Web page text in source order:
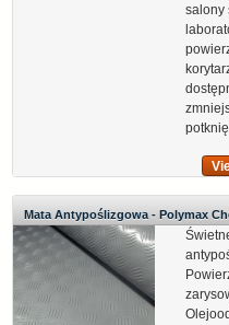
salony
Mata Antypoślizgowa - Polymax